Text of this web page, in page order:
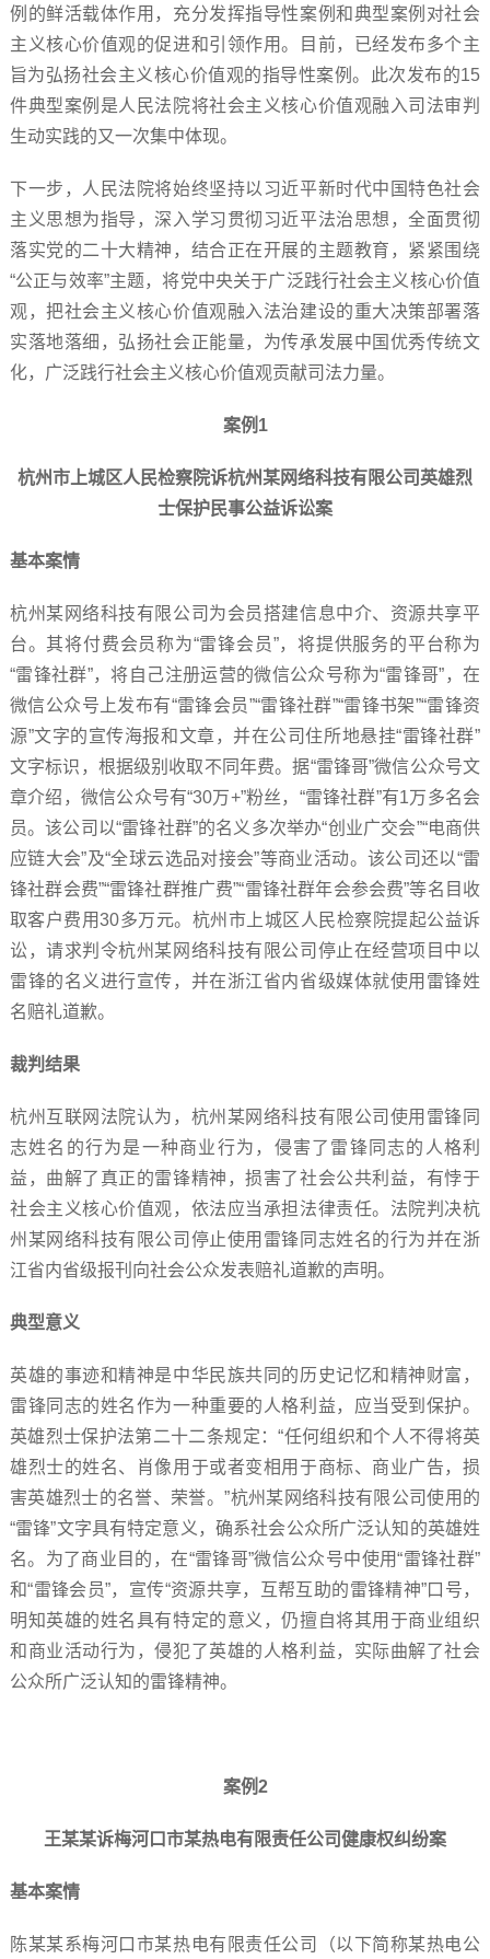
例的鲜活载体作用，充分发挥指导性案例和典型案例对社会
主义核心价值观的促进和引领作用。目前，已经发布多个主
旨为弘扬社会主义核心价值观的指导性案例。此次发布的15
件典型案例是人民法院将社会主义核心价值观融入司法审判
生动实践的又一次集中体现。
下一步，人民法院将始终坚持以习近平新时代中国特色社会
主义思想为指导，深入学习贯彻习近平法治思想，全面贯彻
落实党的二十大精神，结合正在开展的主题教育，紧紧围绕
“公正与效率”主题，将党中央关于广泛践行社会主义核心价值
观，把社会主义核心价值观融入法治建设的重大决策部署落
实落地落细，弘扬社会正能量，为传承发展中国优秀传统文
化，广泛践行社会主义核心价值观贡献司法力量。
案例1
杭州市上城区人民检察院诉杭州某网络科技有限公司英雄烈
士保护民事公益诉讼案
基本案情
杭州某网络科技有限公司为会员搭建信息中介、资源共享平
台。其将付费会员称为“雷锋会员”，将提供服务的平台称为
“雷锋社群”，将自己注册运营的微信公众号称为“雷锋哥”，在
微信公众号上发布有“雷锋会员”“雷锋社群”“雷锋书架”“雷锋资
源”文字的宣传海报和文章，并在公司住所地悬挂“雷锋社群”
文字标识，根据级别收取不同年费。据“雷锋哥”微信公众号文
章介绍，微信公众号有“30万+”粉丝，“雷锋社群”有1万多名会
员。该公司以“雷锋社群”的名义多次举办“创业广交会”“电商供
应链大会”及“全球云选品对接会”等商业活动。该公司还以“雷
锋社群会费”“雷锋社群推广费”“雷锋社群年会参会费”等名目收
取客户费用30多万元。杭州市上城区人民检察院提起公益诉
讼，请求判令杭州某网络科技有限公司停止在经营项目中以
雷锋的名义进行宣传，并在浙江省内省级媒体就使用雷锋姓
名赔礼道歉。
裁判结果
杭州互联网法院认为，杭州某网络科技有限公司使用雷锋同
志姓名的行为是一种商业行为，侵害了雷锋同志的人格利
益，曲解了真正的雷锋精神，损害了社会公共利益，有悖于
社会主义核心价值观，依法应当承担法律责任。法院判决杭
州某网络科技有限公司停止使用雷锋同志姓名的行为并在浙
江省内省级报刊向社会公众发表赔礼道歉的声明。
典型意义
英雄的事迹和精神是中华民族共同的历史记忆和精神财富，
雷锋同志的姓名作为一种重要的人格利益，应当受到保护。
英雄烈士保护法第二十二条规定：“任何组织和个人不得将英
雄烈士的姓名、肖像用于或者变相用于商标、商业广告，损
害英雄烈士的名誉、荣誉。”杭州某网络科技有限公司使用的
“雷锋”文字具有特定意义，确系社会公众所广泛认知的英雄姓
名。为了商业目的，在“雷锋哥”微信公众号中使用“雷锋社群”
和“雷锋会员”，宣传“资源共享，互帮互助的雷锋精神”口号，
明知英雄的姓名具有特定的意义，仍擅自将其用于商业组织
和商业活动行为，侵犯了英雄的人格利益，实际曲解了社会
公众所广泛认知的雷锋精神。
案例2
王某某诉梅河口市某热电有限责任公司健康权纠纷案
基本案情
陈某某系梅河口市某热电有限责任公司（以下简称某热电公